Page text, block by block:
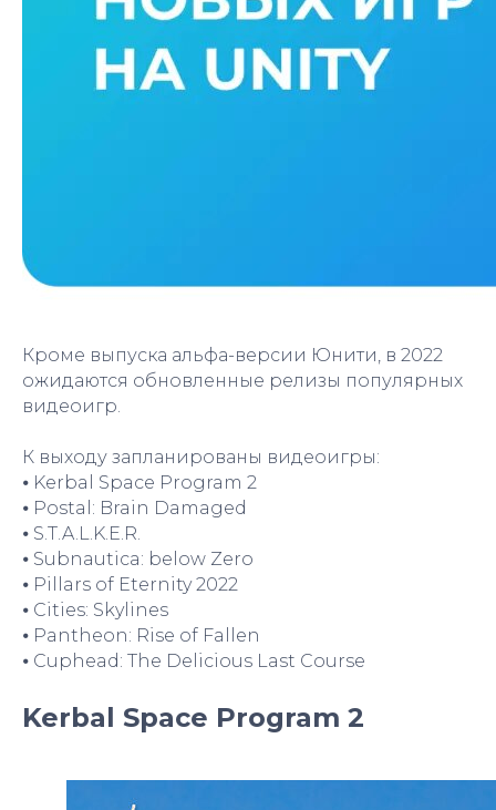
Кроме выпуска альфа-версии Юнити, в 2022
ожидаются обновленные релизы популярных
видеоигр.
К выходу запланированы видеоигры:
⦁ Kerbal Space Program 2
⦁ Postal: Brain Damaged
⦁ S.T.A.L.K.E.R.
⦁ Subnautica: below Zero
⦁ Pillars of Eternity 2022
⦁ Cities: Skylines
⦁ Pantheon: Rise of Fallen
⦁ Cuphead: The Delicious Last Course
Kerbal Space Program 2